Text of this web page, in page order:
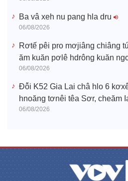
Ba vâ xeh nu pang hla dru
06/08/2026
Rơtế pêi pro mơjiâng chiâng
ăm kuăn pơlê hdrông kuăn
06/08/2026
Đô̆i K52 Gia Lai châ hlo 6
hnoăng tơnêi têa Sơr, cheăm
06/08/2026